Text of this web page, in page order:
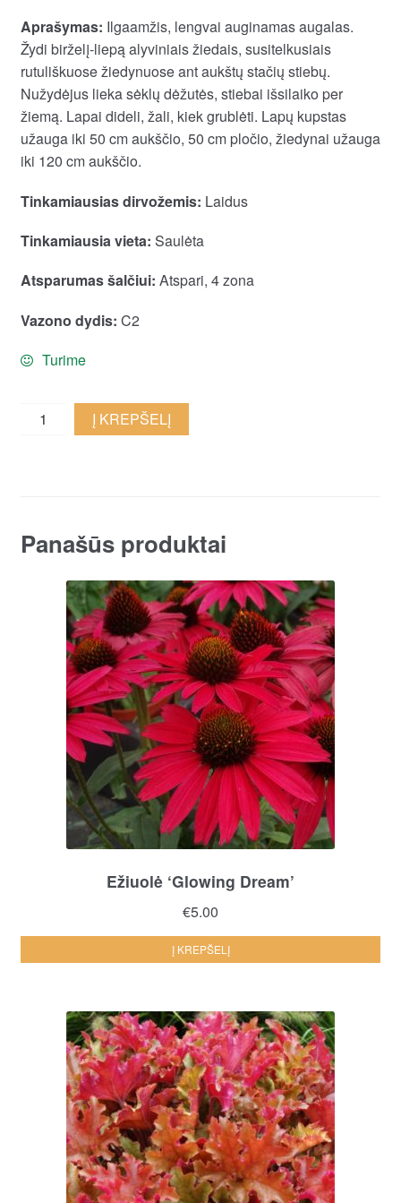
Aprašymas: Ilgaamžis, lengvai auginamas augalas.
Žydi birželį-liepą alyviniais žiedais, susitelkusiais
rutuliškuose žiedynuose ant aukštų stačių stiebų.
Nužydėjus lieka sėklų dėžutės, stiebai išsilaiko per
žiemą. Lapai dideli, žali, kiek grublėti. Lapų kupstas
užauga iki 50 cm aukščio, 50 cm pločio, žiedynai užauga
iki 120 cm aukščio.
Tinkamiausias dirvožemis: Laidus
Tinkamiausia vieta: Saulėta
Atsparumas šalčiui: Atspari, 4 zona
Vazono dydis: C2
Turime
Gumbenė
Į KREPŠELĮ
Panašūs produktai
Ežiuolė ‘Glowing Dream’
€5.00
Į KREPŠELĮ